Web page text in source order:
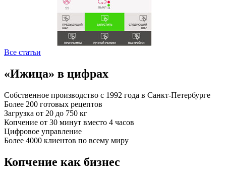
Все статьи
«Ижица» в цифрах
Собственное производство с 1992 года в Санкт-Петербурге
Более 200 готовых рецептов
Загрузка от 20 до 750 кг
Копчение от 30 минут вместо 4 часов
Цифровое управление
Более 4000 клиентов по всему миру
Копчение как бизнес